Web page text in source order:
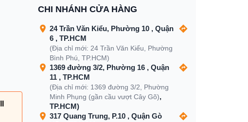
CHI NHÁNH CỬA HÀNG
24 Trần Văn Kiểu, Phường 10 , Quận
6 , TP.HCM
(Địa chỉ mới: 24 Trần Văn Kiểu, Phường
Bình Phú, TP.HCM)
1369 đường 3/2, Phường 16 , Quận
11 , TP.HCM
(Địa chỉ mới: 1369 đường 3/2, Phường
Minh Phụng (gần cầu vượt Cây Gõ),
TP.HCM)
317 Quang Trung, P.10 , Quận Gò